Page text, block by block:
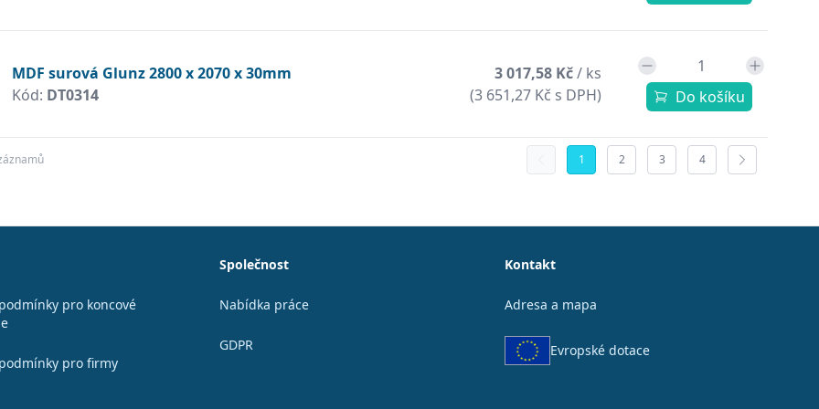
MDF surová Glunz 2800 x 2070 x 30mm
Kód: DT0314
3 017,58 Kč/ ks
(3 651,27 Kč s DPH)
Do košíku
1 2 3 4
pro koncové
pro firmy
Společnost
Nabídka práce
GDPR
Kontakt
Adresa a mapa
Evropské dotace